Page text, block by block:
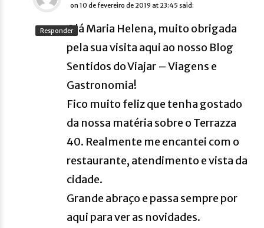
on 10 de fevereiro de 2019 at 23:45 said:
Olá Maria Helena, muito obrigada
pela sua visita aqui ao nosso Blog
Sentidos do Viajar – Viagens e
Gastronomia!
Fico muito feliz que tenha gostado
da nossa matéria sobre o Terrazza
40. Realmente me encantei com o
restaurante, atendimento e vista da
cidade.
Grande abraço e passa sempre por
aqui para ver as novidades.
Responder